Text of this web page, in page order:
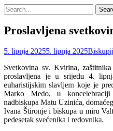
Search
Search
for:
Proslavljena
Posted
5. lipnja 20255. lipnja 2025Author
Svetkovina sv. Kvirina,
proslavljena je u srijedu 4.
euharistijskim slavljem koje je
Marko Medo, u koncelebraciji
nadbiskupa Matu Uzinića,
Ivana Štironje i biskupa u miru
pedesetak svećenika i redovnika.